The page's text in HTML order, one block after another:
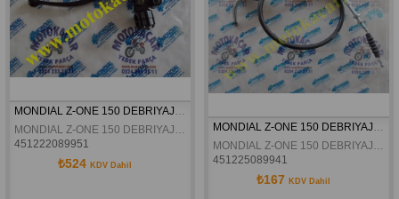
451222089951
₺524 KDV Dahil
451225089941
₺167 KDV Dahil